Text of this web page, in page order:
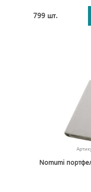
799 шт.
Nomumi